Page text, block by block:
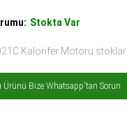
Stokta Var
Kalorifer Motoru
Ürünü Bize Whatsapp'tan Sorun